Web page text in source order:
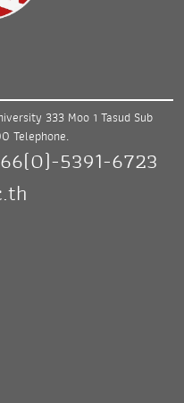
333 Moo 1 Tasud Sub
Telephone.
5391-6723